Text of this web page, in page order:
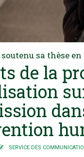
sa thèse
de la
SERVICE DES